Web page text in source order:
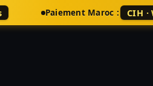
Paiement Maroc : CIH